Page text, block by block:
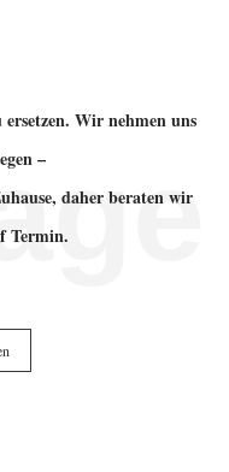
Wir nehmen uns
–
daher beraten wir
Termin.